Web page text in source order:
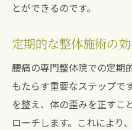
とができるのです。
定期的な整体施術の
腰痛の専門整体院での定期
もたらす重要なステップで
を整え、体の歪みを正すこ
ローチします。これにより